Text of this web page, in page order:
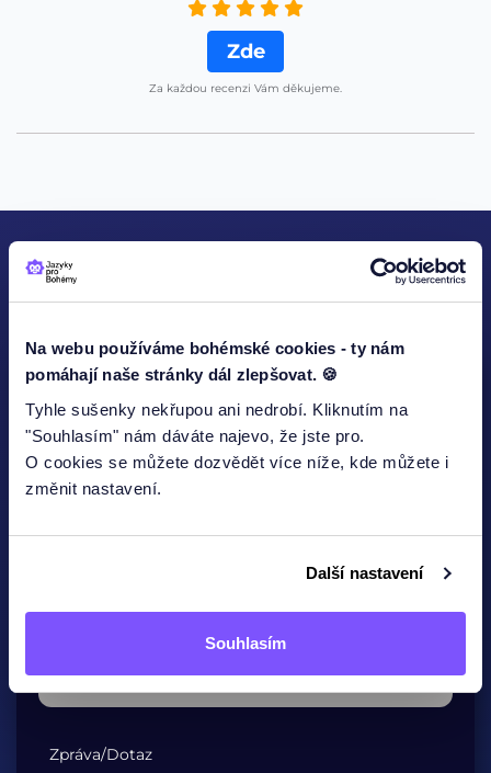
Na webu používáme bohémské cookies - ty nám
pomáhají naše stránky dál zlepšovat. 🍪
Tyhle sušenky nekřupou ani nedrobí. Kliknutím na
"Souhlasím" nám dáváte najevo, že jste pro.
O cookies se můžete dozvědět více níže, kde můžete i
změnit nastavení.
Další nastavení
Souhlasím
Zde
Za každou recenzi Vám děkujeme.
KONTAKTUJTE NÁS
Jméno
Potvrzení E-mailové adresy*
Zpráva/Dotaz